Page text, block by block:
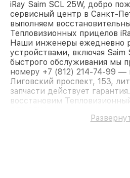
iRay Saim SCL 25W, добро
сервисный центр в Санкт-
выполняем
Тепловизионных прицелов
Наши инженеры ежедневно
устройствами, включая Saim
быстрого обслуживания мы
номеру +7 (812) 214-74-99 —
Лиговский проспект, 153,
запчасти действует
восстановим